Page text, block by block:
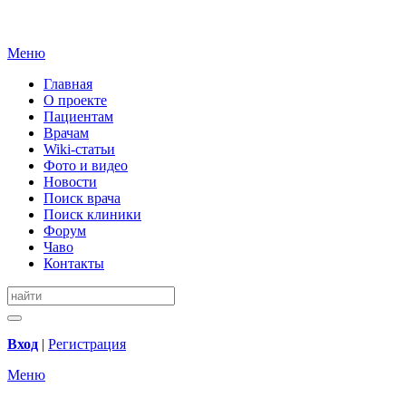
Меню
Главная
О проекте
Пациентам
Врачам
Wiki-статьи
Фото и видео
Новости
Поиск врача
Поиск клиники
Форум
Чаво
Контакты
Вход | Регистрация
Меню